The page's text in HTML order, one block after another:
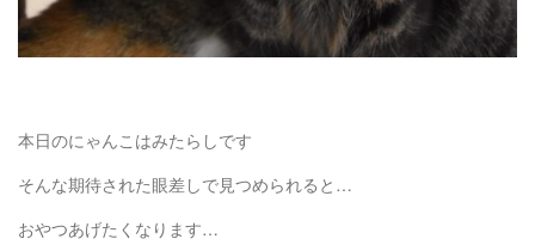
本日のにゃんこはみたらしです
そんな期待された眼差しで見つめられると…
おやつあげたくなります…